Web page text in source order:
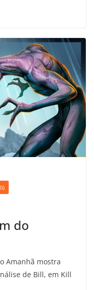
do
Amanhã mostra
de Bill, em Kill